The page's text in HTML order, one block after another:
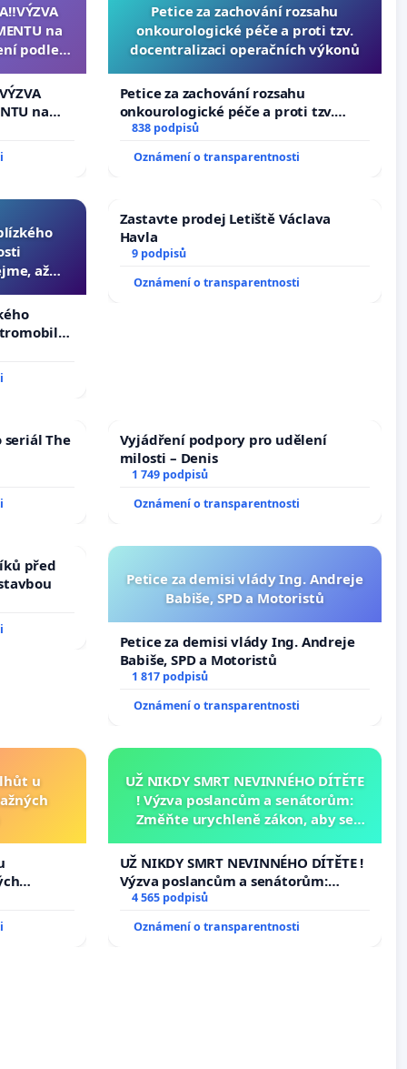
na
podle §
podání
na
podle §
ústavní
Petice za zachování rozsahu
onkourologické péče a proti tzv.
docentralizaci operačních výkonů
Petice za zachování rozsahu
onkourologické péče a proti tzv.
docentralizaci operačních výkonů
838 podpisů
Oznámení o transparentnosti
až
Zastavte prodej Letiště Václava
Havla
9 podpisů
Oznámení o transparentnosti
seriál The
Vyjádření podpory pro udělení
milosti – Denis
1 749 podpisů
Oznámení o transparentnosti
před
Petice za demisi vlády Ing. Andreje
Babiše, SPD a Motoristů
Petice za demisi vlády Ing. Andreje
Babiše, SPD a Motoristů
1 817 podpisů
Oznámení o transparentnosti
u
UŽ NIKDY SMRT NEVINNÉHO DÍTĚTE
! Výzva poslancům a senátorům:
Změňte urychleně zákon, aby se
opakovat!
UŽ NIKDY SMRT NEVINNÉHO DÍTĚTE !
Výzva poslancům a senátorům:
Změňte urychleně zákon, aby se
opakovat!
4 565 podpisů
Oznámení o transparentnosti